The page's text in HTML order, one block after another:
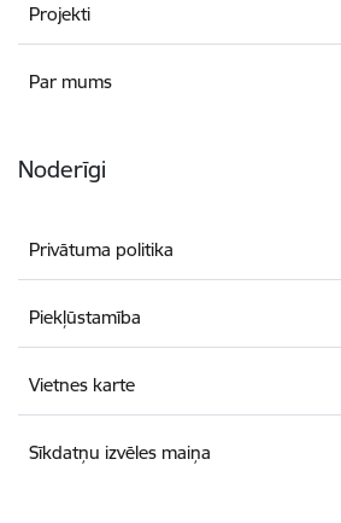
Projekti
Par mums
Noderīgi
Privātuma politika
Piekļūstamība
Vietnes karte
Sīkdatņu izvēles maiņa